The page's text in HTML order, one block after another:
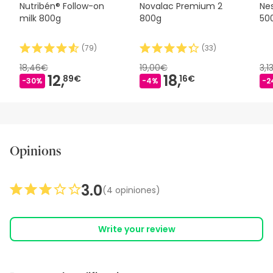
Nutribén® Follow-on
milk 800g
(79)
18,46€
-30% 12,89€
Novalac Premium 2
800g
(33)
19,00€
-4% 18,16€ -
Opinions
3.0(4 opiniones)
Write your review